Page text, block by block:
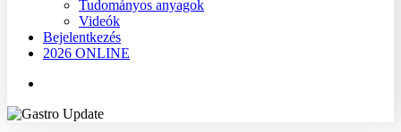
Tudományos anyagok
Videók
Bejelentkezés
2026 ONLINE